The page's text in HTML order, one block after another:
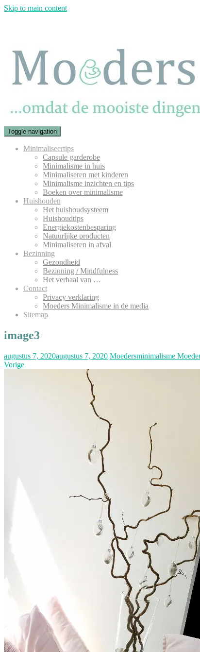
Skip to main content
Toggle navigation
Minimaliseertips
Capsule garderobe
Minimalisme in huis
Minimaliseren met kinderen
Minimalisme inzichten en tips
Boeken over minimalisme
Huishouden
Het huishoudsysteem
Huishoudtips
Energiekostenbesparing
Natuurlijke producten
Minimaliseren in afval
Bezinning
Gezondheid
Bezinning / Mindfulness
Het verhaal van …
Contact
Privacy verklaring
Moeders Minimalisme in de media
Sitemap
image3
augustus 7, 2020augustus 7, 2020 Moedersminimalisme
Vorige